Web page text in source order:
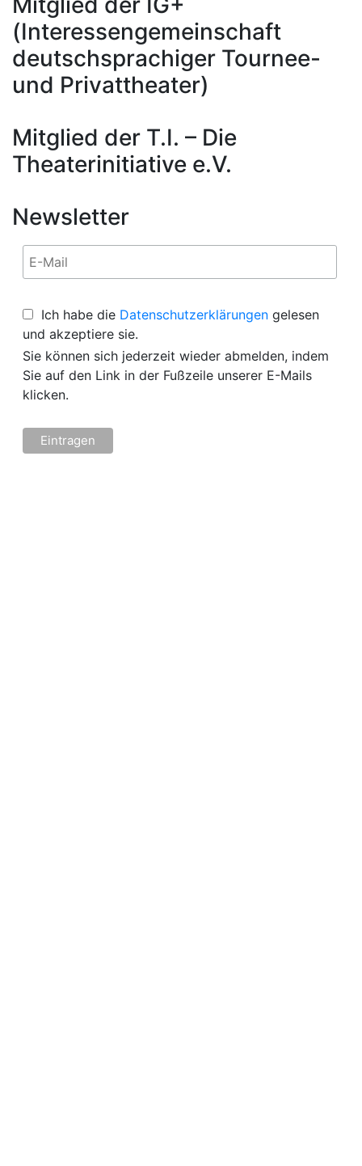
(Interessengemeinschaft
deutschsprachiger Tournee-
und Privattheater)
Mitglied der T.I. – Die
Theaterinitiative e.V.
Newsletter
Ich habe die Datenschutzerklärungengelesen
und akzeptiere sie.
Sie können sich jederzeit wieder abmelden, indem
Sie auf den Link in der Fußzeile unserer E-Mails
klicken.